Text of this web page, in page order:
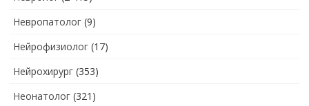
Невропатолог (9)
Нейрофизиолог (17)
Нейрохирург (353)
Неонатолог (321)